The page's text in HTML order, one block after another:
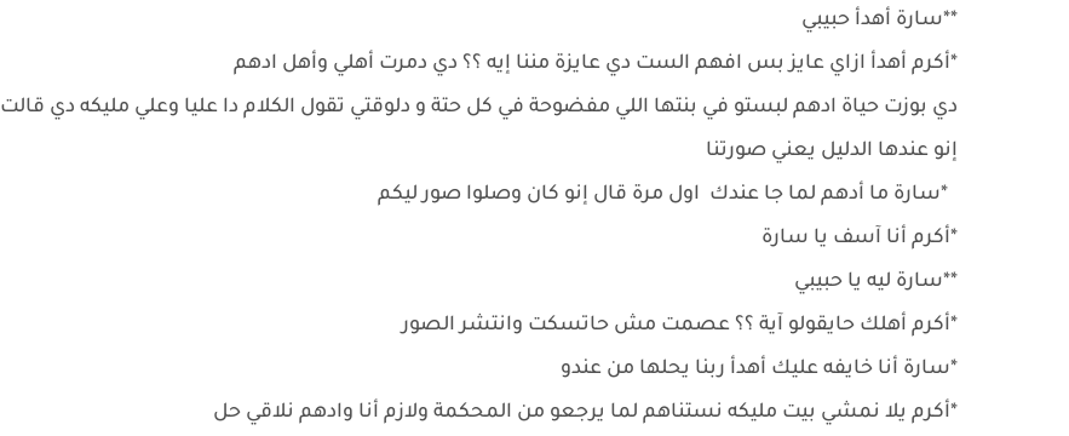
**سارة أهدأ حبيبي
*أكرم أهدأ ازاي عايز بس افهم الست دي عايزة مننا إيه ؟؟ دي دمرت أهلي وأهل ادهم
دي بوزت حياة ادهم لبستو في بنتها اللي مفضوحة في كل حتة و دلوقتي تقول الكلام دا عليا وعلي مليكه دي قالت
إنو عندها الدليل يعني صورتنا
*سارة ما أدهم لما جا عندك اول مرة قال إنو كان وصلوا صور ليكم
*أكرم أنا آسف يا سارة
**سارة ليه يا حبيبي
*أكرم أهلك حايقولو آية ؟؟ عصمت مش حاتسكت وانتشر الصور
*سارة أنا خايفه عليك أهدأ ربنا يحلها من عندو
*أكرم يلا نمشي بيت مليكه نستناهم لما يرجعو من المحكمة ولازم أنا وادهم نلاقي حل